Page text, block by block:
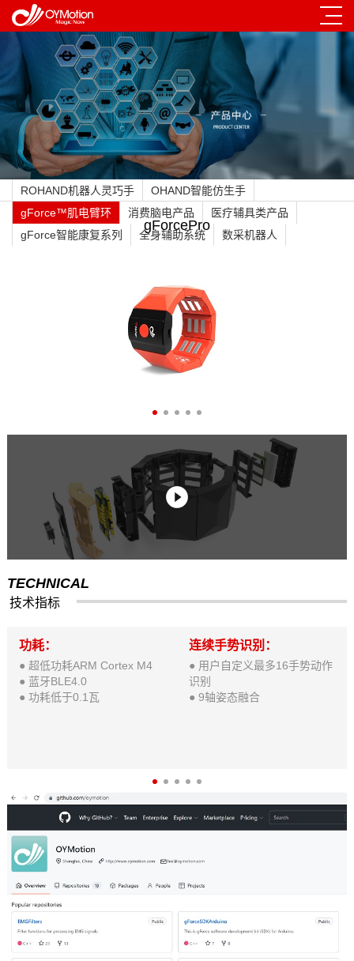
ROHAND机器人灵巧手
OHAND智能仿生手
gForce™肌电臂环
消费脑电产品
医疗辅具类产品
gForce智能康复系列
全身辅助系统 数采机器人
gForcePro
TECHNICAL
技术指标
功耗：
● 超低功耗ARM Cortex M4
● 蓝牙BLE4.0
● 功耗低于0.1瓦
连续手势识别：
● 用户自定义最多16手势动作
识别
● 9轴姿态融合